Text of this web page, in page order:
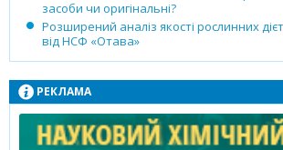
засоби чи оригінальні?
Розширений аналіз якості рослинних
від НСФ «Отава»
РЕКЛАМА